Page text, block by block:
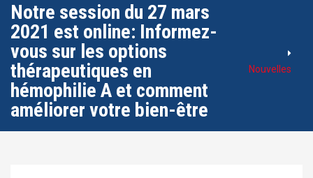
Notre session du 27 mars
2021 est online: Informez-
vous sur les options
thérapeutiques en
hémophilie A et comment
améliorer votre bien-être
Nouvelles